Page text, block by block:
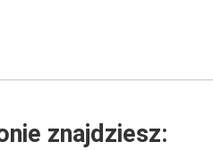
znajdziesz: